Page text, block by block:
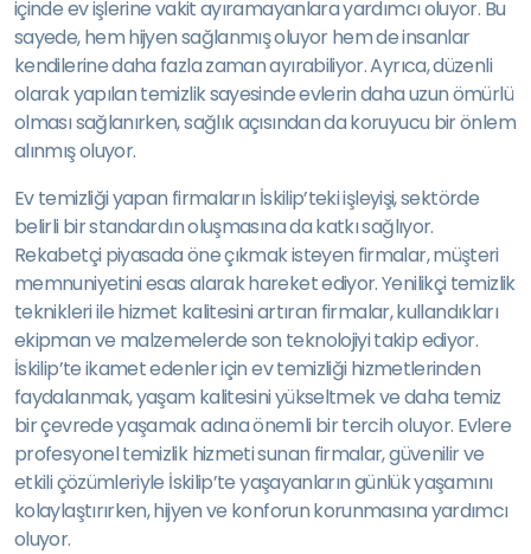
içinde ev işlerine vakit ayıramayanlara yardımcı oluyor. Bu
sayede, hem hijyen sağlanmış oluyor hem de insanlar
kendilerine daha fazla zaman ayırabiliyor. Ayrıca, düzenli
olarak yapılan temizlik sayesinde evlerin daha uzun ömürlü
olması sağlanırken, sağlık açısından da koruyucu bir önlem
alınmış oluyor.
Ev temizliği yapan firmaların İskilip’teki işleyişi, sektörde
belirli bir standardın oluşmasına da katkı sağlıyor.
Rekabetçi piyasada öne çıkmak isteyen firmalar, müşteri
memnuniyetini esas alarak hareket ediyor. Yenilikçi temizlik
teknikleri ile hizmet kalitesini artıran firmalar, kullandıkları
ekipman ve malzemelerde son teknolojiyi takip ediyor.
İskilip’te ikamet edenler için ev temizliği hizmetlerinden
faydalanmak, yaşam kalitesini yükseltmek ve daha temiz
bir çevrede yaşamak adına önemli bir tercih oluyor. Evlere
profesyonel temizlik hizmeti sunan firmalar, güvenilir ve
etkili çözümleriyle İskilip’te yaşayanların günlük yaşamını
kolaylaştırırken, hijyen ve konforun korunmasına yardımcı
oluyor.